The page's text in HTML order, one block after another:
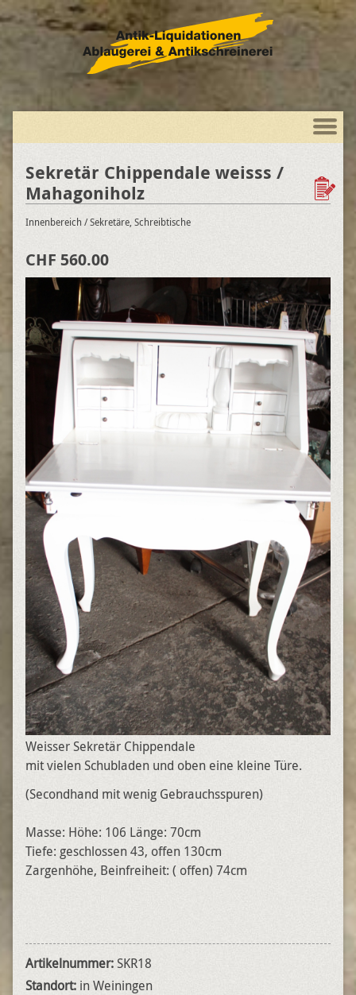
Sekretär Chippendale weisss /
Mahagoniholz
Innenbereich / Sekretäre, Schreibtische
CHF 560.00
Weisser Sekretär Chippendale
mit vielen Schubladen und oben eine kleine Türe.
(Secondhand mit wenig Gebrauchsspuren)
Masse: Höhe: 106 Länge: 70cm
Tiefe: geschlossen 43, offen 130cm
Zargenhöhe, Beinfreiheit: ( offen) 74cm
Artikelnummer:SKR18
Standort: in Weiningen